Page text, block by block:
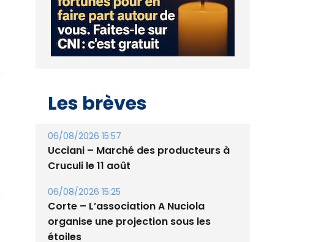
Les brèves
06/08/2026 15:57
Cruculi le 11 août
06/08/2026 15:25
Corte – L’association A Nuciola